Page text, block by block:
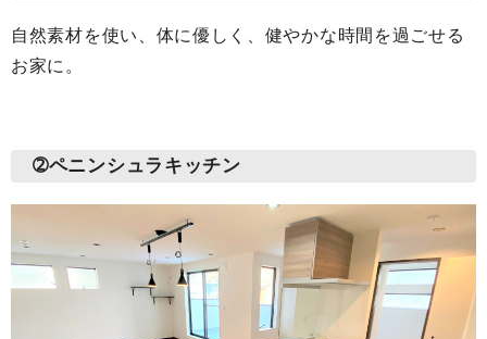
自然素材を使い、体に優しく、健やかな時間を過ごせる
お家に。
➁ペニンシュラキッチン